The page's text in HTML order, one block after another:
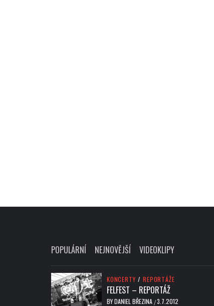
POPULÁRNÍ NEJNOVĚJŠÍ VIDEOKLIPY
KONCERTY / REPORTÁŽE
FELFEST – REPORTÁŽ
BYDANIEL BŘEZINA /3.7.2012